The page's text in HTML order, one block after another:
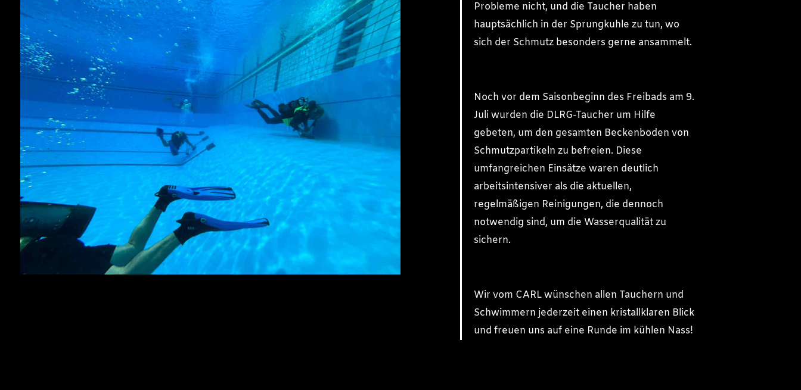
Probleme nicht, und die Taucher haben
hauptsächlich in der Sprungkuhle zu tun, wo
sich der Schmutz besonders gerne ansammelt.
Noch vor dem Saisonbeginn des Freibads am 9.
Juli wurden die DLRG-Taucher um Hilfe
gebeten, um den gesamten Beckenboden von
Schmutzpartikeln zu befreien. Diese
umfangreichen Einsätze waren deutlich
arbeitsintensiver als die aktuellen,
regelmäßigen Reinigungen, die dennoch
notwendig sind, um die Wasserqualität zu
sichern.
Wir vom CARL wünschen allen Tauchern und
Schwimmern jederzeit einen kristallklaren Blick
und freuen uns auf eine Runde im kühlen Nass!